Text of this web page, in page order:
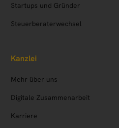
Startups und Gründer
Steuerberaterwechsel
Kanzlei
Mehr über uns
Digitale Zusammenarbeit
Karriere